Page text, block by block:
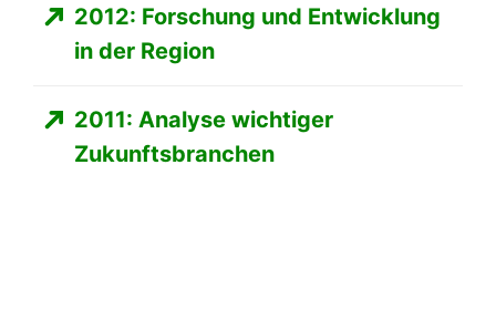
2012: Forschung und Entwicklung
in der Region
2011: Analyse wichtiger
Zukunftsbranchen